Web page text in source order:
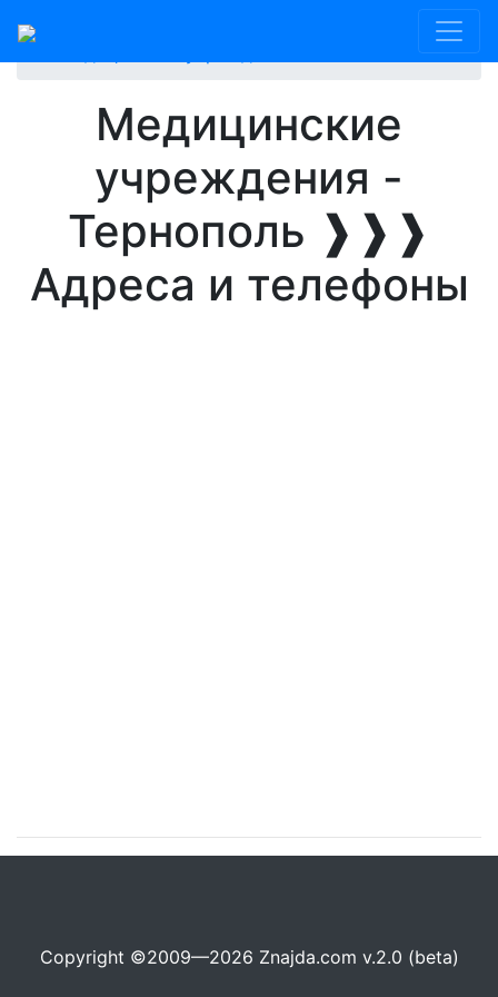
Главная
Медицинские
учреждения -
Тернополь ❱❱❱
Адреса и телефоны
Copyright ©2009—2026 Znajda.com v.2.0 (beta)